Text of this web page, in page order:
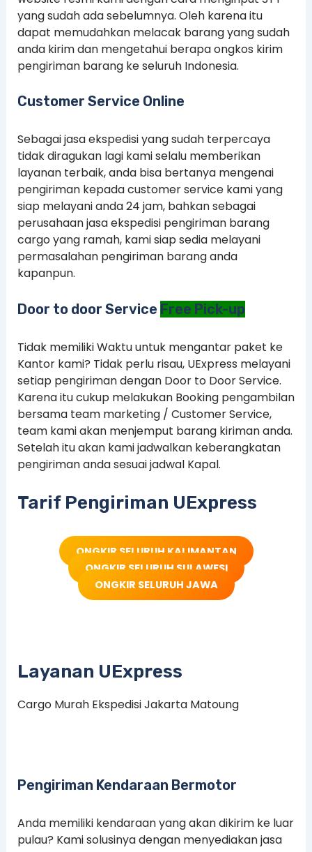
yang sudah ada sebelumnya. Oleh karena itu
dapat memudahkan melacak barang yang sudah
anda kirim dan mengetahui berapa ongkos kirim
pengiriman barang ke seluruh Indonesia.
Customer Service Online
Sebagai jasa ekspedisi yang sudah terpercaya
tidak diragukan lagi kami selalu memberikan
layanan terbaik, anda bisa bertanya mengenai
pengiriman kepada customer service kami yang
siap melayani anda 24 jam, bahkan sebagai
perusahaan jasa ekspedisi pengiriman barang
cargo yang ramah, kami siap sedia melayani
permasalahan pengiriman barang anda
kapanpun.
Door to door Service Free Pick-up
Tidak memiliki Waktu untuk mengantar paket ke
Kantor kami? Tidak perlu risau, UExpress melayani
setiap pengiriman dengan Door to Door Service.
Karena itu cukup melakukan Booking pengambilan
bersama team marketing / Customer Service,
team kami akan menjemput barang kiriman anda.
Setelah itu akan kami jadwalkan keberangkatan
pengiriman anda sesuai jadwal Kapal.
Tarif Pengiriman UExpress
ONGKIR SELURUH KALIMANTAN
ONGKIR SELURUH SULAWESI
ONGKIR SELURUH JAWA
Layanan UExpress
Cargo Murah Ekspedisi Jakarta Matoung
Pengiriman Kendaraan Bermotor
Anda memiliki kendaraan yang akan dikirim ke luar
pulau? Kami solusinya dengan menyediakan jasa